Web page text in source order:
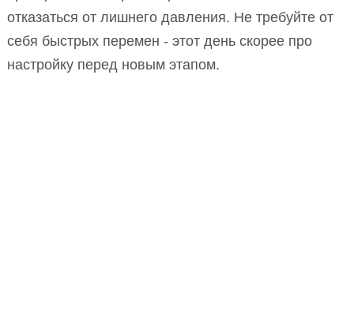
отказаться от лишнего давления. Не требуйте от
себя быстрых перемен - этот день скорее про
настройку перед новым этапом.